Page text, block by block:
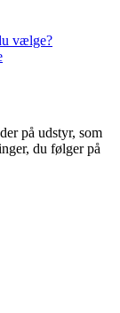
vælge?
på udstyr, som
du følger på